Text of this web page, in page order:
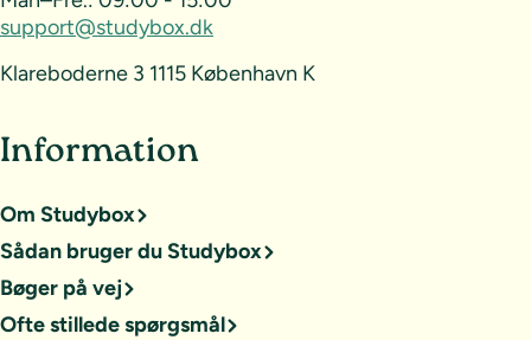
support@studybox.dk
Klareboderne 3 1115 København K
Information
Om Studybox
Sådan bruger du Studybox
Bøger på vej
Ofte stillede spørgsmål